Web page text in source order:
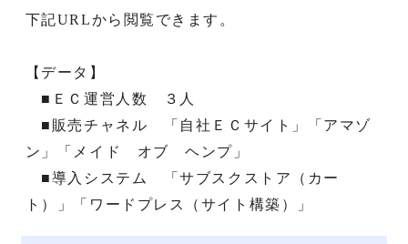
下記URLから閲覧できます。
【データ】
■ＥＣ運営人数 ３人
■販売チャネル 「自社ＥＣサイト」「アマゾ
ン」「メイド オブ ヘンプ」
■導入システム 「サブスクストア（カー
ト）」「ワードプレス（サイト構築）」